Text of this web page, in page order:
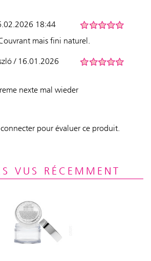
18:44
mais fini naturel.
/ 16.01.2026
nexte mal wieder
pour évaluer ce produit.
VUS RÉCEMMENT